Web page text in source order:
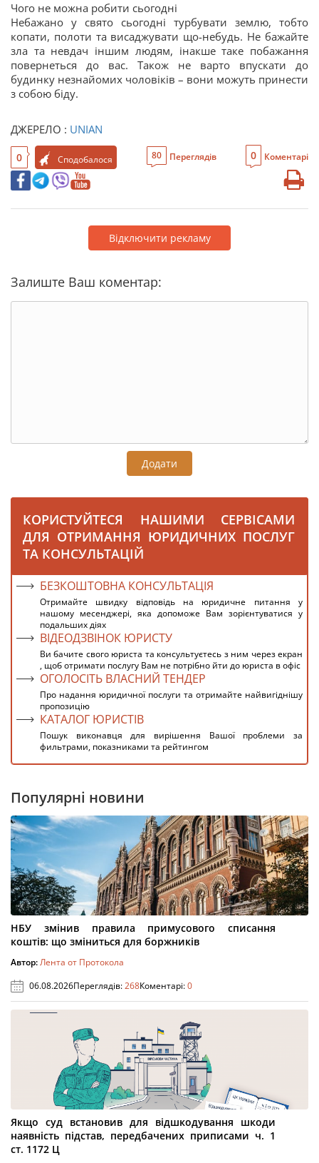
Чого не можна робити сьогодні
Небажано у свято сьогодні турбувати землю, тобто
копати, полоти та висаджувати що-небудь. Не бажайте
зла та невдач іншим людям, інакше таке побажання
повернеться до вас. Також не варто впускати до
будинку незнайомих чоловіків – вони можуть принести
з собою біду.
ДЖЕРЕЛО : UNIAN
0 Сподобалося 80 Переглядів 0 Коментарі
Відключити рекламу
Залиште Ваш коментар:
Додати
КОРИСТУЙТЕСЯ НАШИМИ СЕРВІСАМИ
ДЛЯ ОТРИМАННЯ ЮРИДИЧНИХ ПОСЛУГ
ТА КОНСУЛЬТАЦІЙ
БЕЗКОШТОВНА КОНСУЛЬТАЦІЯ
Отримайте швидку відповідь на юридичне питання у
нашому месенджері, яка допоможе Вам зорієнтуватися у
подальших діях
ВІДЕОДЗВІНОК ЮРИСТУ
Ви бачите свого юриста та консультуєтесь з ним через екран
, щоб отримати послугу Вам не потрібно йти до юриста в офіс
ОГОЛОСІТЬ ВЛАСНИЙ ТЕНДЕР
Про надання юридичної послуги та отримайте найвигіднішу
пропозицію
КАТАЛОГ ЮРИСТІВ
Пошук виконавця для вирішення Вашої проблеми за
фильтрами, показниками та рейтингом
Популярні новини
НБУ змінив правила примусового списання
коштів: що зміниться для боржників
Автор:Лента от Протокола
06.08.2026Переглядів:268Коментарі:0
Якщо суд встановив для відшкодування шкоди
наявність підстав, передбачених приписами ч. 1
ст. 1172 Ц